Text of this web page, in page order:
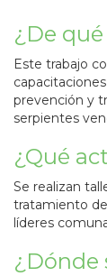
¿De
Este trabajo
prevención y
serpientes
¿Qué
Se realizan
tratamiento
líderes
¿Dónde